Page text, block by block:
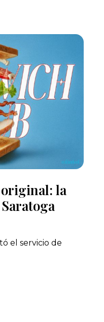
la
el servicio de